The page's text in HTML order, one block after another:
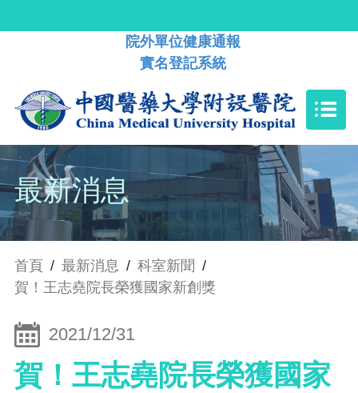
院外單位健康通報
實名登記系統
最新消息
首頁 / 最新消息 / 科室新聞 /
賀！王志堯院長榮獲國家新創獎
2021/12/31
賀！王志堯院長榮獲國家